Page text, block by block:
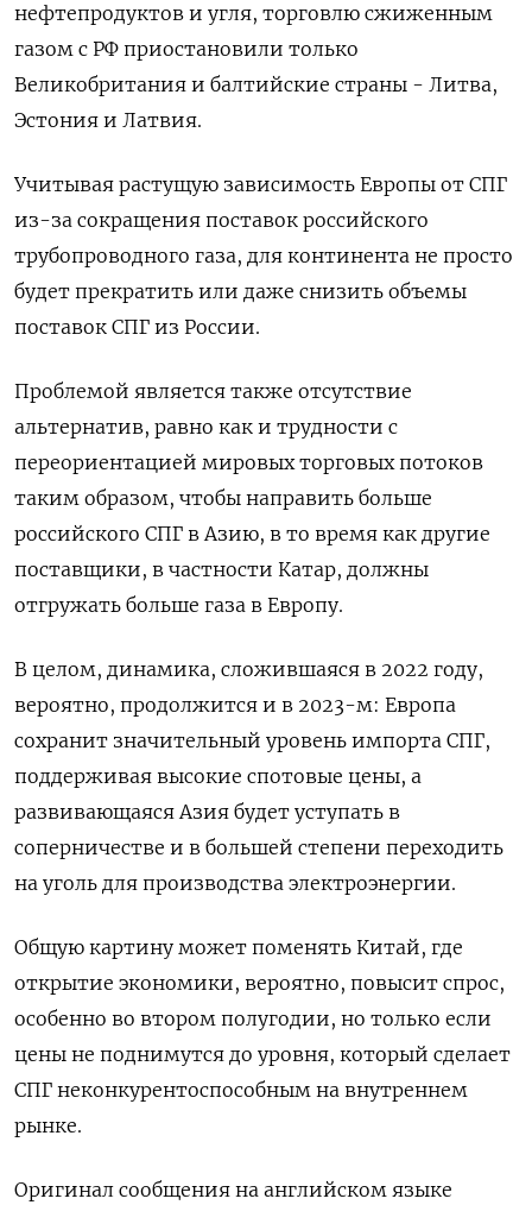
нефтепродуктов и угля, торговлю сжиженным
газом с РФ приостановили только
Великобритания и балтийские страны - Литва,
Эстония и Латвия.
Учитывая растущую зависимость Европы от СПГ
из-за сокращения поставок российского
трубопроводного газа, для континента не просто
будет прекратить или даже снизить объемы
поставок СПГ из России.
Проблемой является также отсутствие
альтернатив, равно как и трудности с
переориентацией мировых торговых потоков
таким образом, чтобы направить больше
российского СПГ в Азию, в то время как другие
поставщики, в частности Катар, должны
отгружать больше газа в Европу.
В целом, динамика, сложившаяся в 2022 году,
вероятно, продолжится и в 2023-м: Европа
сохранит значительный уровень импорта СПГ,
поддерживая высокие спотовые цены, а
развивающаяся Азия будет уступать в
соперничестве и в большей степени переходить
на уголь для производства электроэнергии.
Общую картину может поменять Китай, где
открытие экономики, вероятно, повысит спрос,
особенно во втором полугодии, но только если
цены не поднимутся до уровня, который сделает
СПГ неконкурентоспособным на внутреннем
рынке.
Оригинал сообщения на английском языке